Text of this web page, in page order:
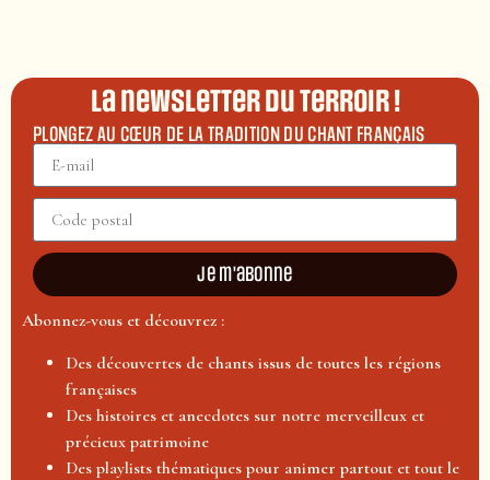
La newsletter du terroir !
PLONGEZ AU CŒUR DE LA TRADITION DU CHANT FRANÇAIS
Je m'abonne
Abonnez-vous et découvrez :
Des découvertes de chants issus de toutes les régions
françaises
Des histoires et anecdotes sur notre merveilleux et
précieux patrimoine
Des playlists thématiques pour animer partout et tout le